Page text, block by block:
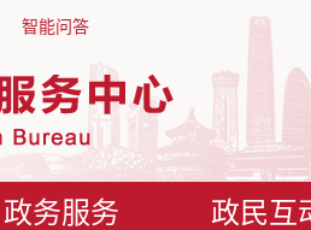
智能问答
政务服务 政民互